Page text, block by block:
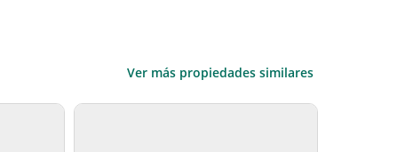
Ver más propiedades similares